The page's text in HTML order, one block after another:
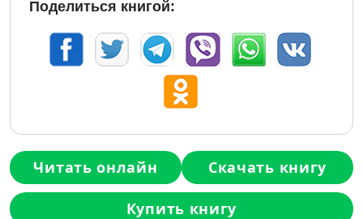
Поделиться книгой:
Читать онлайн Скачать книгу
Купить книгу